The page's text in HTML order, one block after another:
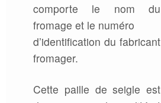
comporte le nom du
fromage et le numéro
d’identification du fabricant
fromager.
Cette paille de seigle est